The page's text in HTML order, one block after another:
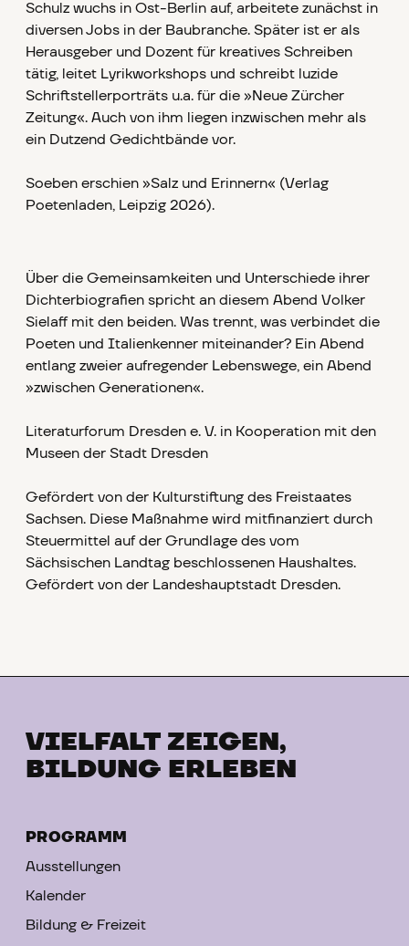
Schulz wuchs in Ost-Berlin auf, arbeitete zunächst in
diversen Jobs in der Baubranche. Später ist er als
Herausgeber und Dozent für kreatives Schreiben
tätig, leitet Lyrikworkshops und schreibt luzide
Schriftstellerporträts u.a. für die »Neue Zürcher
Zeitung«. Auch von ihm liegen inzwischen mehr als
ein Dutzend Gedichtbände vor.
Soeben erschien »Salz und Erinnern« (Verlag
Poetenladen, Leipzig 2026).
Über die Gemeinsamkeiten und Unterschiede ihrer
Dichterbiografien spricht an diesem Abend Volker
Sielaff mit den beiden. Was trennt, was verbindet die
Poeten und Italienkenner miteinander? Ein Abend
entlang zweier aufregender Lebenswege, ein Abend
»zwischen Generationen«.
Literaturforum Dresden e. V. in Kooperation mit den
Museen der Stadt Dresden
Gefördert von der Kulturstiftung des Freistaates
Sachsen. Diese Maßnahme wird mitfinanziert durch
Steuermittel auf der Grundlage des vom
Sächsischen Landtag beschlossenen Haushaltes.
Gefördert von der Landeshauptstadt Dresden.
VIELFALT ZEIGEN,
BILDUNG ERLEBEN
PROGRAMM
Ausstellungen
Kalender
Bildung & Freizeit